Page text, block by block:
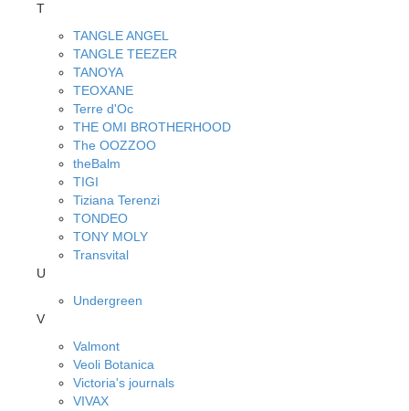
T
TANGLE ANGEL
TANGLE TEEZER
TANOYA
TEOXANE
Terre d'Oc
THE OMI BROTHERHOOD
The OOZZOO
theBalm
TIGI
Tiziana Terenzi
TONDEO
TONY MOLY
Transvital
U
Undergreen
V
Valmont
Veoli Botanica
Victoria's journals
VIVAX